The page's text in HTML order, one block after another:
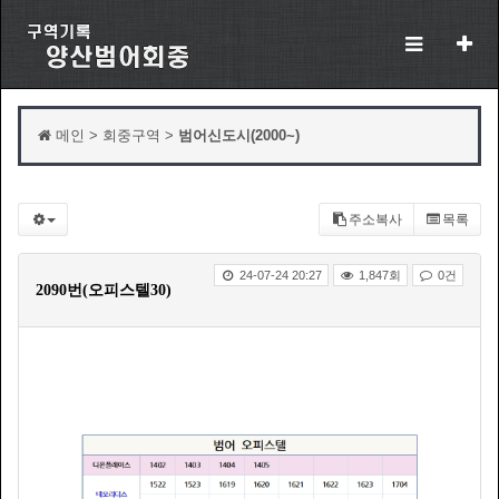
메인 > 회중구역 > 범어신도시(2000~)
주소복사 목록
2090번(오피스텔30)
24-07-24 20:27 1,847회 0건